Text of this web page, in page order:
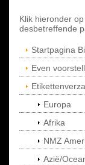
Klik hieronder
desbetreffende
Startpagina
Even
Europa
Afrika
NMZ
Azië/